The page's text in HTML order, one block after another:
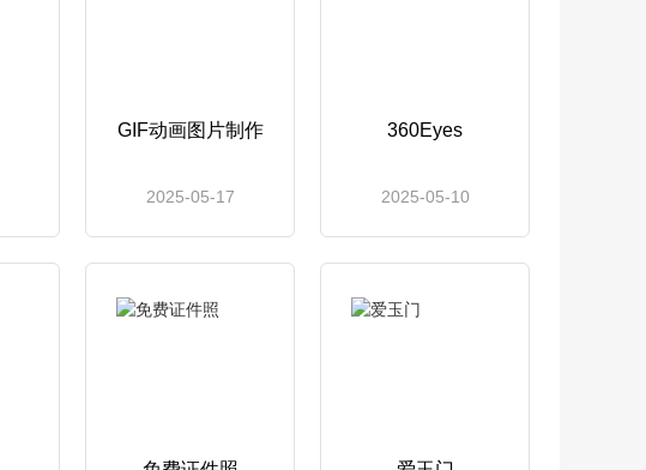
GIF动画图片制作
2025-05-17
360Eyes
2025-05-10